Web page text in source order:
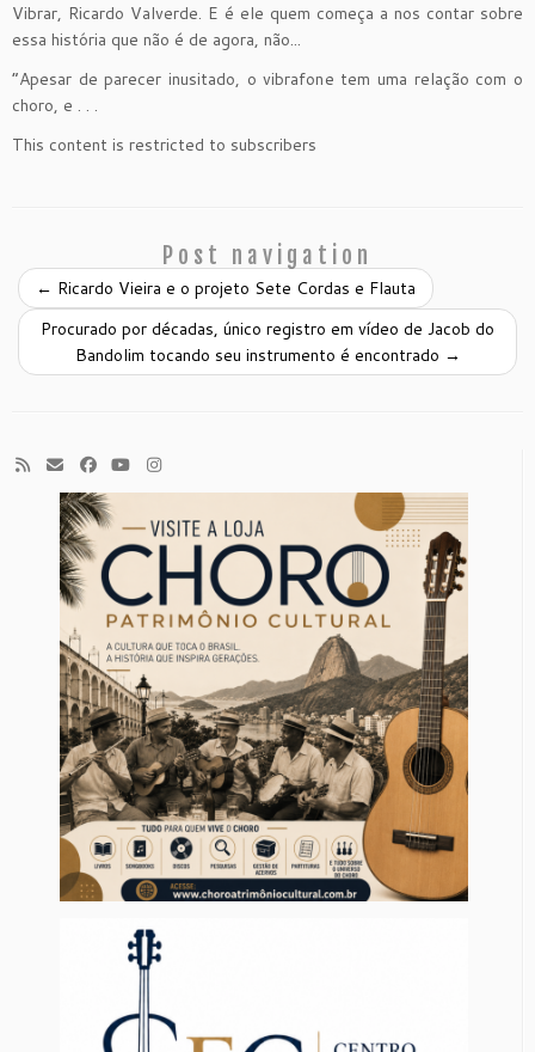
Vibrar, Ricardo Valverde. E é ele quem começa a nos contar sobre
essa história que não é de agora, não...
“Apesar de parecer inusitado, o vibrafone tem uma relação com o
choro, e . . .
This content is restricted to subscribers
Post navigation
← Ricardo Vieira e o projeto Sete Cordas e Flauta
Procurado por décadas, único registro em vídeo de Jacob do
Bandolim tocando seu instrumento é encontrado →